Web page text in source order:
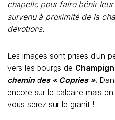
chapelle pour faire bénir
survenu à proximité de la
dévotions.
Les images sont prises d’un
vers les bourgs de
chemin des « Copries ».
encore sur le calcaire mais
vous serez sur le granit !